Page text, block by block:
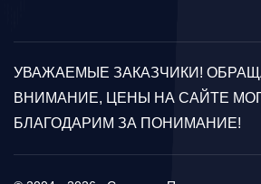
УВАЖАЕМЫЕ ЗАКАЗЧИКИ!
ВНИМАНИЕ, ЦЕНЫ НА САЙТЕ
БЛАГОДАРИМ ЗА ПОНИМАНИЕ!